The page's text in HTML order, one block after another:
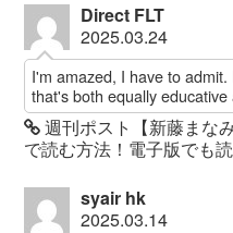
Direct FLT
2025.03.24
I'm amazed, I have to
that's both equally educative
週刊ポスト【新藤まな
で読む方法！電子版でも
syair hk
2025.03.14